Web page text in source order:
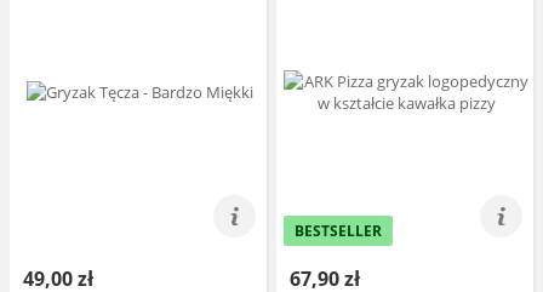
49,00 zł
BESTSELLER
67,90 zł